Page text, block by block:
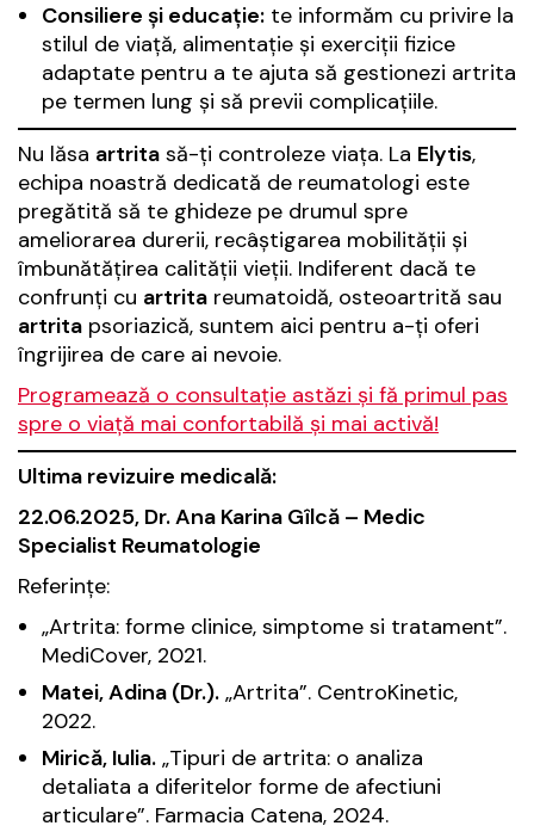
Consiliere și educație: te informăm cu privire la
stilul de viață, alimentație și exerciții fizice
adaptate pentru a te ajuta să gestionezi artrita
pe termen lung și să previi complicațiile.
Nu lăsa artrita să-ți controleze viața. La Elytis,
echipa noastră dedicată de reumatologi este
pregătită să te ghideze pe drumul spre
ameliorarea durerii, recâștigarea mobilității și
îmbunătățirea calității vieții. Indiferent dacă te
confrunți cu artrita reumatoidă, osteoartrită sau
artrita psoriazică, suntem aici pentru a-ți oferi
îngrijirea de care ai nevoie.
Programează o consultație astăzi și fă primul pas
spre o viață mai confortabilă și mai activă!
Ultima revizuire medicală:
22.06.2025, Dr. Ana Karina Gîlcă – Medic
Specialist Reumatologie
Referințe:
„Artrita: forme clinice, simptome si tratament”.
MediCover, 2021.
Matei, Adina (Dr.). „Artrita”. CentroKinetic,
2022.
Mirică, Iulia. „Tipuri de artrita: o analiza
detaliata a diferitelor forme de afectiuni
articulare”. Farmacia Catena, 2024.